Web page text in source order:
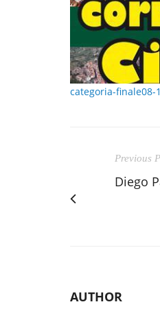
categoria-finale08-
Previous
Diego
AUTHOR